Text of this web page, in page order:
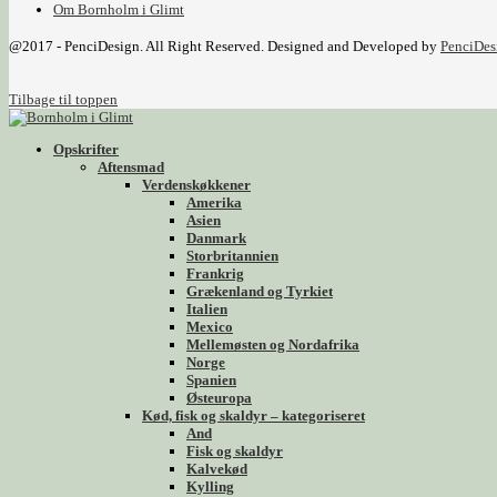
Om Bornholm i Glimt
@2017 - PenciDesign. All Right Reserved. Designed and Developed by
Tilbage til toppen
Opskrifter
Aftensmad
Verdenskøkkener
Amerika
Asien
Danmark
Storbritannien
Frankrig
Grækenland og Tyrkiet
Italien
Mexico
Mellemøsten og Nordafrika
Norge
Spanien
Østeuropa
Kød, fisk og skaldyr – kategoriseret
And
Fisk og skaldyr
Kalvekød
Kylling